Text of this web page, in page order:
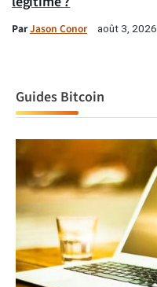
ParJason Conor août 3, 2026
Guides Bitcoin